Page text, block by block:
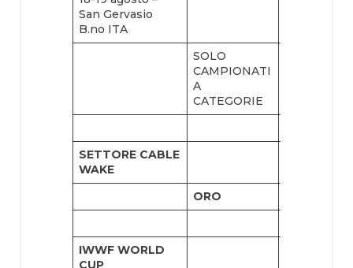
San Gervasio
B.no ITA
SOLO
CAMPIONATI
A
CATEGORIE
SETTORE CABLE
WAKE
ORO
IWWF WORLD
CUP